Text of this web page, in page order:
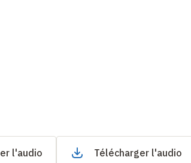
l'audio Télécharger l'audio